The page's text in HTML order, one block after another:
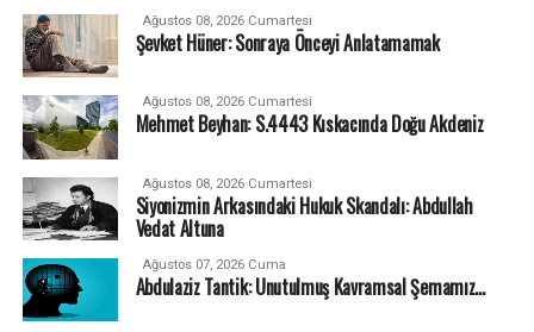
Ağustos 08, 2026 Cumartesi
Şevket Hüner: Sonraya Önceyi Anlatamamak
Ağustos 08, 2026 Cumartesi
Mehmet Beyhan: S.4443 Kıskacında Doğu Akdeniz
Ağustos 08, 2026 Cumartesi
Siyonizmin Arkasındaki Hukuk Skandalı: Abdullah
Vedat Altuna
Ağustos 07, 2026 Cuma
Abdulaziz Tantik: Unutulmuş Kavramsal Şemamız…